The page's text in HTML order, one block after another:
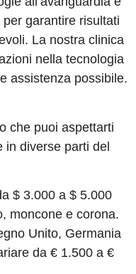
garantire risultati
La nostra clinica
nella tecnologia
assistenza possibile.
che puoi aspettarti
in diverse parti del
$ 3.000 a $ 5.000
moncone e corona.
Unito, Germania
da € 1.500 a €